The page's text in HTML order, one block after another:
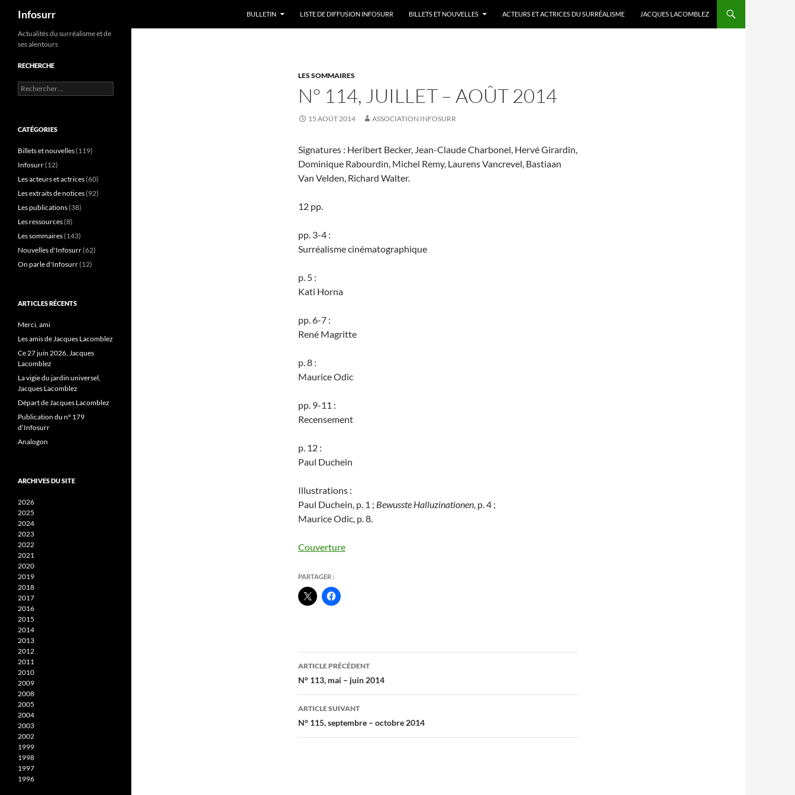
Aller
contenu
Infosurr BULLETIN LISTE DE DIFFUSION INFOSURR BILLETS ET NOUVELLES ACTEURS ET ACTRICES DU SURRÉALISME JACQUES LACOMBLEZ
LES SOMMAIRES
N° 114, JUILLET – AOÛT 2014
15 AOÛT 2014 ASSOCIATION INFOSURR
Signatures : Heribert Becker, Jean-Claude Charbonel, Hervé Girardin,
Dominique Rabourdin, Michel Remy, Laurens Vancrevel, Bastiaan
Van Velden, Richard Walter.
12 pp.
pp. 3-4 :
Surréalisme cinématographique
p. 5 :
Kati Horna
pp. 6-7 :
René Magritte
p. 8 :
Maurice Odic
pp. 9-11 :
Recensement
p. 12 :
Paul Duchein
Illustrations :
Paul Duchein, p. 1 ; Bewusste Halluzinationen, p. 4 ;
Maurice Odic, p. 8.
Couverture
PARTAGER :
Navigation
des
articles
ARTICLE PRÉCÉDENT
N° 113, mai – juin 2014
ARTICLE SUIVANT
N° 115, septembre – octobre 2014
Actualités du surréalisme et de
ses alentours
RECHERCHE
Rechercher :
CATÉGORIES
Billets et nouvelles(119)
Infosurr(12)
Les acteurs et actrices(60)
Les extraits de notices(92)
Les publications(38)
Les ressources(8)
Les sommaires(143)
Nouvelles d'Infosurr(62)
On parle d'Infosurr(12)
ARTICLES RÉCENTS
Merci, ami
Les amis de Jacques Lacomblez
Ce 27 juin 2026, Jacques
Lacomblez
La vigie du jardin universel,
Jacques Lacomblez
Départ de Jacques Lacomblez
Publication du n° 179
d’Infosurr
Analogon
ARCHIVES DU SITE
2026
2025
2024
2023
2022
2021
2020
2019
2018
2017
2016
2015
2014
2013
2012
2011
2010
2009
2008
2005
2004
2003
2002
1999
1998
1997
1996